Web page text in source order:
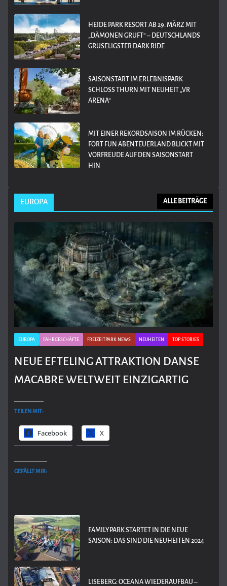
HEIDE PARK RESORT AB 29. MÄRZ MIT
„DÄMONEN GRUFT“ – DEUTSCHLANDS
GRUSELIGSTER DARK RIDE
SAISONSTART IM ERLEBNISPARK
SCHLOSS THURN MIT NEUHEIT „VR
ARENA“
MIT EINER REKORDSAISON IM RÜCKEN:
FORT FUN ABENTEUERLAND BLICKT MIT
VORFREUDE AUF DEN SAISONSTART
HIN
EUROPA ALLE BEITRÄGE
EUROPA FAHRGESCHÄFTE FREIZEITPARK NEWS NEUHEITEN TOP STORIES
NEUE EFTELING ATTRAKTION DANSE
MACABRE WELTWEIT EINZIGARTIG
TEILEN MIT:
Facebook X
GEFÄLLT MIR:
FAMILYPARK STARTET IN DIE NEUE
SAISON: DAS SIND DIE NEUHEITEN 2024
LISEBERG: OCEANA WIEDERAUFBAU –